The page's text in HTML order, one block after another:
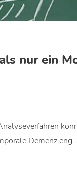
nur ein
Demenz eng…